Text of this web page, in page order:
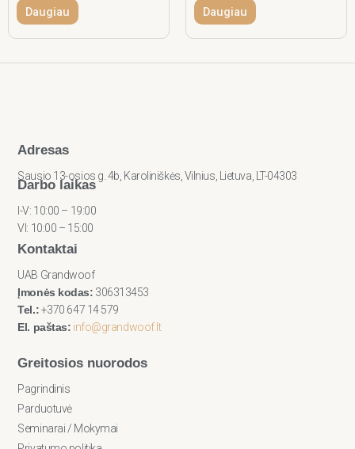
Daugiau Daugiau
Adresas
Sausio 13-osios g. 4b, Karoliniškės, Vilnius, Lietuva, LT-04303
Darbo laikas
I-V: 10:00 – 19:00
VI: 10:00 – 15:00
Kontaktai
UAB Grandwoof
Įmonės kodas: 306313453
Tel.:+370 647 14 579
El. paštas: info@grandwoof.lt
Greitosios nuorodos
Pagrindinis
Parduotuvė
Seminarai / Mokymai